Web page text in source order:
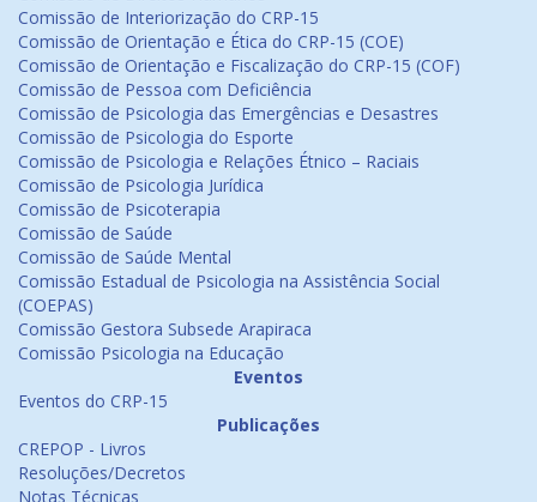
Comissão de Interiorização do CRP-15
Comissão de Orientação e Ética do CRP-15 (COE)
Comissão de Orientação e Fiscalização do CRP-15 (COF)
Comissão de Pessoa com Deficiência
Comissão de Psicologia das Emergências e Desastres
Comissão de Psicologia do Esporte
Comissão de Psicologia e Relações Étnico – Raciais
Comissão de Psicologia Jurídica
Comissão de Psicoterapia
Comissão de Saúde
Comissão de Saúde Mental
Comissão Estadual de Psicologia na Assistência Social
(COEPAS)
Comissão Gestora Subsede Arapiraca
Comissão Psicologia na Educação
Eventos
Eventos do CRP-15
Publicações
CREPOP - Livros
Resoluções/Decretos
Notas Técnicas